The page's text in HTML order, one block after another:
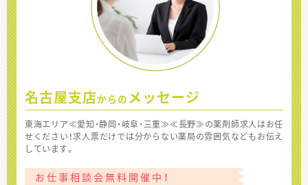
名古屋支店からの メッセージ
東海エリア≪愛知・静岡・岐阜・三重≫≪長野≫の薬剤師求人はお任
せください！求人票だけでは分からない薬局の雰囲気などもお伝え
しています。
お仕事相談会無料開催中！